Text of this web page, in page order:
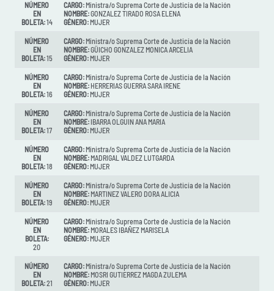
NÚMERO
EN
BOLETA:14
CARGO: Ministra/o Suprema Corte de Justicia de la Nación
NOMBRE:GONZALEZ TIRADO ROSA ELENA
GÉNERO: MUJER
NÚMERO
EN
BOLETA:15
CARGO: Ministra/o Suprema Corte de Justicia de la Nación
NOMBRE:GÜICHO GONZALEZ MONICA ARCELIA
GÉNERO: MUJER
NÚMERO
EN
BOLETA:16
CARGO: Ministra/o Suprema Corte de Justicia de la Nación
NOMBRE: HERRERIAS GUERRA SARA IRENE
GÉNERO: MUJER
NÚMERO
EN
BOLETA:17
CARGO: Ministra/o Suprema Corte de Justicia de la Nación
NOMBRE: IBARRA OLGUIN ANA MARIA
GÉNERO: MUJER
NÚMERO
EN
BOLETA:18
CARGO: Ministra/o Suprema Corte de Justicia de la Nación
NOMBRE: MADRIGAL VALDEZ LUTGARDA
GÉNERO: MUJER
NÚMERO
EN
BOLETA:19
CARGO: Ministra/o Suprema Corte de Justicia de la Nación
NOMBRE: MARTINEZ VALERO DORA ALICIA
GÉNERO: MUJER
NÚMERO
EN
BOLETA:
20
CARGO: Ministra/o Suprema Corte de Justicia de la Nación
NOMBRE: MORALES IBAÑEZ MARISELA
GÉNERO: MUJER
NÚMERO
EN
BOLETA:21
CARGO: Ministra/o Suprema Corte de Justicia de la Nación
NOMBRE: MOSRI GUTIERREZ MAGDA ZULEMA
GÉNERO: MUJER